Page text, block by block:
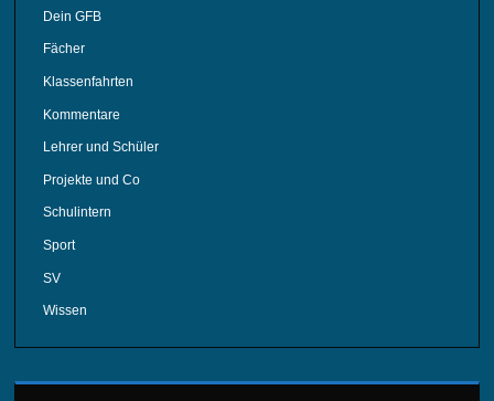
Dein GFB
Fächer
Klassenfahrten
Kommentare
Lehrer und Schüler
Projekte und Co
Schulintern
Sport
SV
Wissen